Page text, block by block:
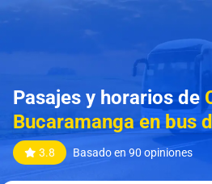
Pasajes y horarios de
Bucaramanga en bus
3.8 Basado en 90 opiniones